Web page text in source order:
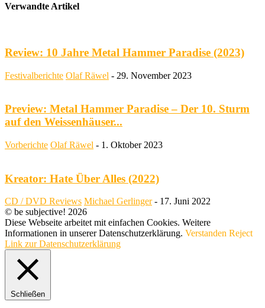
Verwandte Artikel
Review: 10 Jahre Metal Hammer Paradise (2023)
Festivalberichte Olaf Räwel - 29. November 2023
Preview: Metal Hammer Paradise – Der 10. Sturm
auf den Weissenhäuser...
Vorberichte Olaf Räwel - 1. Oktober 2023
Kreator: Hate Über Alles (2022)
CD / DVD Reviews Michael Gerlinger - 17. Juni 2022
© be subjective! 2026
Diese Webseite arbeitet mit einfachen Cookies. Weitere
Informationen in unserer Datenschutzerklärung. Verstanden Reject
Link zur Datenschutzerklärung
Schließen